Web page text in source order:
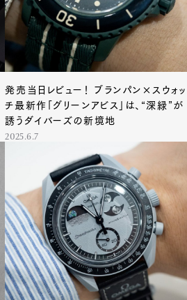
発売当日レビュー！ ブランパン×スウォッ
チ最新作「グリーンアビス」は、“深緑”が
誘うダイバーズの新境地
2025.6.7